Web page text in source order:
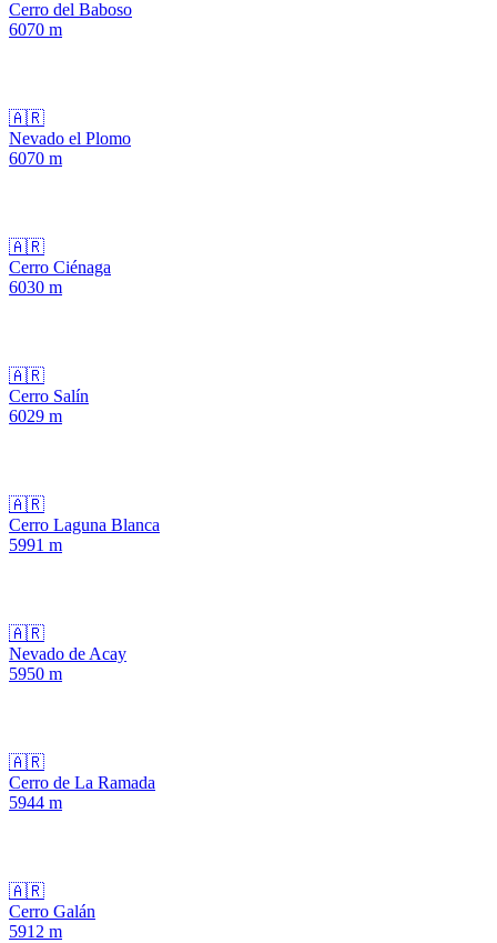
Cerro del Baboso
6070 m
🇦🇷
Nevado el Plomo
6070 m
🇦🇷
Cerro Ciénaga
6030 m
🇦🇷
Cerro Salín
6029 m
🇦🇷
Cerro Laguna Blanca
5991 m
🇦🇷
Nevado de Acay
5950 m
🇦🇷
Cerro de La Ramada
5944 m
🇦🇷
Cerro Galán
5912 m